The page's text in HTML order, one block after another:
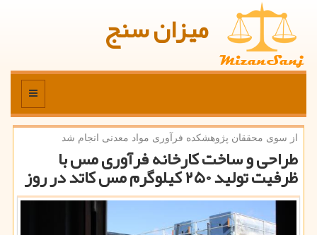
میزان سنج
منو
از سوی محققان پژوهشكده فرآوری مواد معدنی انجام شد
طراحی و ساخت كارخانه فرآوری مس با
ظرفیت تولید ۲۵۰ كیلوگرم مس كاتد در روز